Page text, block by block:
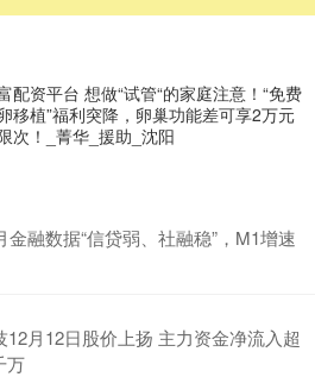
配资平台 想做“试管“的家庭注意！“免费
移植”福利突降，卵巢功能差可享2万元
次！_菁华_援助_沈阳
融数据“信贷弱、社融稳”，M1增速
月12日股价上扬 主力资金净流入超
万